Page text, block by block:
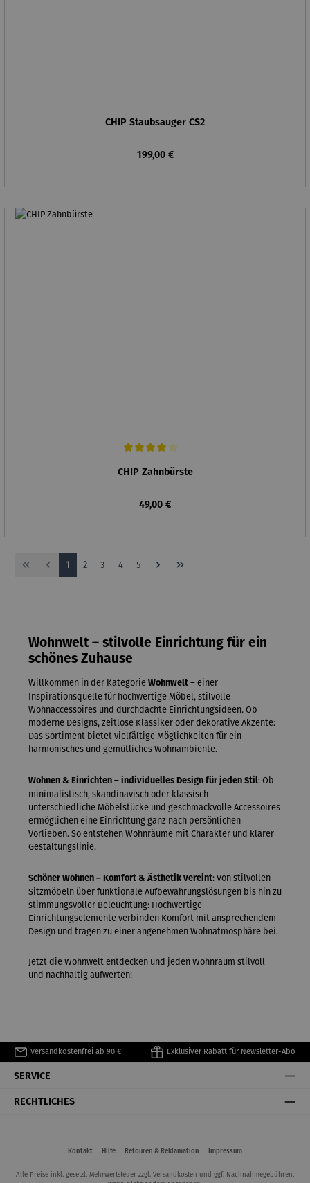
CHIP Staubsauger CS2
Regulärer Preis:
199,00 €
CHIP Zahnbürste
Regulärer Preis:
49,00 €
Seite
1 Seite
2 Seite
3 Seite
4 Seite
5
Wohnwelt – stilvolle Einrichtung für ein
schönes Zuhause
Willkommen in der Kategorie Wohnwelt – einer
Inspirationsquelle für hochwertige Möbel, stilvolle
Wohnaccessoires und durchdachte Einrichtungsideen. Ob
moderne Designs, zeitlose Klassiker oder dekorative Akzente:
Das Sortiment bietet vielfältige Möglichkeiten für ein
harmonisches und gemütliches Wohnambiente.
Wohnen & Einrichten – individuelles Design für jeden Stil: Ob
minimalistisch, skandinavisch oder klassisch –
unterschiedliche Möbelstücke und geschmackvolle Accessoires
ermöglichen eine Einrichtung ganz nach persönlichen
Vorlieben. So entstehen Wohnräume mit Charakter und klarer
Gestaltungslinie.
Schöner Wohnen – Komfort & Ästhetik vereint: Von stilvollen
Sitzmöbeln über funktionale Aufbewahrungslösungen bis hin zu
stimmungsvoller Beleuchtung: Hochwertige
Einrichtungselemente verbinden Komfort mit ansprechendem
Design und tragen zu einer angenehmen Wohnatmosphäre bei.
Jetzt die Wohnwelt entdecken und jeden Wohnraum stilvoll
und nachhaltig aufwerten!
Versandkostenfrei ab 90 € Exklusiver Rabatt für Newsletter-Abo
SERVICE
RECHTLICHES
Kontakt Hilfe Retouren & Reklamation Impressum
Alle Preise inkl. gesetzl. Mehrwertsteuer zzgl. Versandkosten und ggf. Nachnahmegebühren,